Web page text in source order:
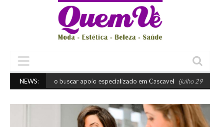
NEWS:
Quando buscar apoio especializado em Cascavel (julho 29, 2026 10:45